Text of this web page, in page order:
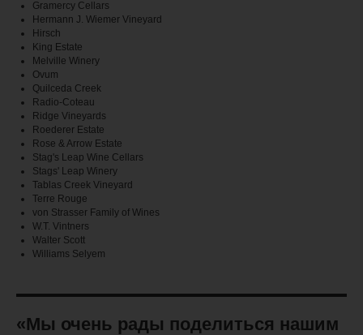
Gramercy Cellars
Hermann J. Wiemer Vineyard
Hirsch
King Estate
Melville Winery
Ovum
Quilceda Creek
Radio-Coteau
Ridge Vineyards
Roederer Estate
Rose & Arrow Estate
Stag's Leap Wine Cellars
Stags' Leap Winery
Tablas Creek Vineyard
Terre Rouge
von Strasser Family of Wines
W.T. Vintners
Walter Scott
Williams Selyem
«Мы очень рады поделиться нашим